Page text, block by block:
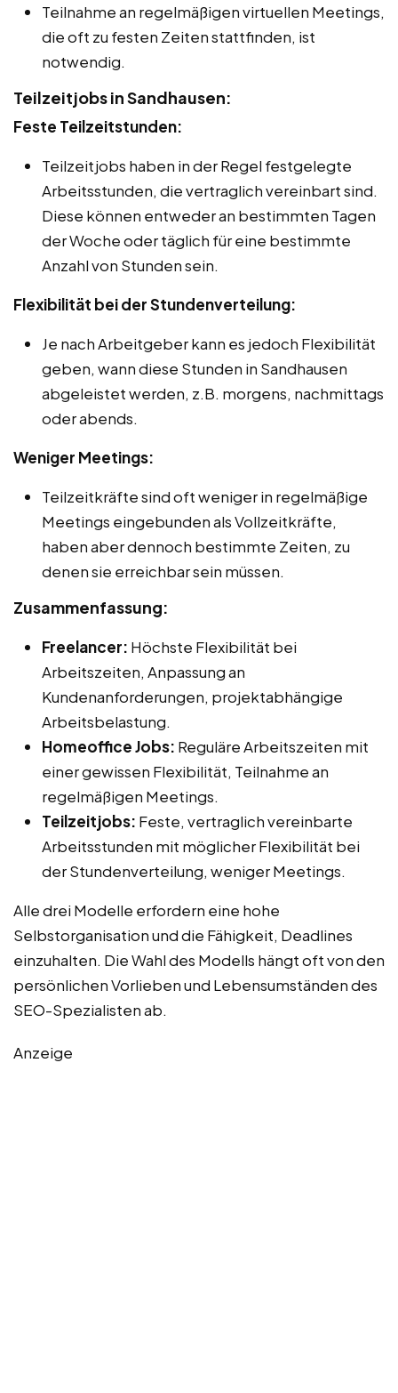
Teilnahme an regelmäßigen virtuellen Meetings,
die oft zu festen Zeiten stattfinden, ist
notwendig.
Teilzeitjobs in Sandhausen:
Feste Teilzeitstunden:
Teilzeitjobs haben in der Regel festgelegte
Arbeitsstunden, die vertraglich vereinbart sind.
Diese können entweder an bestimmten Tagen
der Woche oder täglich für eine bestimmte
Anzahl von Stunden sein.
Flexibilität bei der Stundenverteilung:
Je nach Arbeitgeber kann es jedoch Flexibilität
geben, wann diese Stunden in Sandhausen
abgeleistet werden, z.B. morgens, nachmittags
oder abends.
Weniger Meetings:
Teilzeitkräfte sind oft weniger in regelmäßige
Meetings eingebunden als Vollzeitkräfte,
haben aber dennoch bestimmte Zeiten, zu
denen sie erreichbar sein müssen.
Zusammenfassung:
Freelancer: Höchste Flexibilität bei
Arbeitszeiten, Anpassung an
Kundenanforderungen, projektabhängige
Arbeitsbelastung.
Homeoffice Jobs: Reguläre Arbeitszeiten mit
einer gewissen Flexibilität, Teilnahme an
regelmäßigen Meetings.
Teilzeitjobs: Feste, vertraglich vereinbarte
Arbeitsstunden mit möglicher Flexibilität bei
der Stundenverteilung, weniger Meetings.
Alle drei Modelle erfordern eine hohe
Selbstorganisation und die Fähigkeit, Deadlines
einzuhalten. Die Wahl des Modells hängt oft von den
persönlichen Vorlieben und Lebensumständen des
SEO-Spezialisten ab.
Anzeige